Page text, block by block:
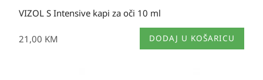
VIZOL S Intensive kapi za oči 10 ml
21,00 KM DODAJ U KOŠARICU